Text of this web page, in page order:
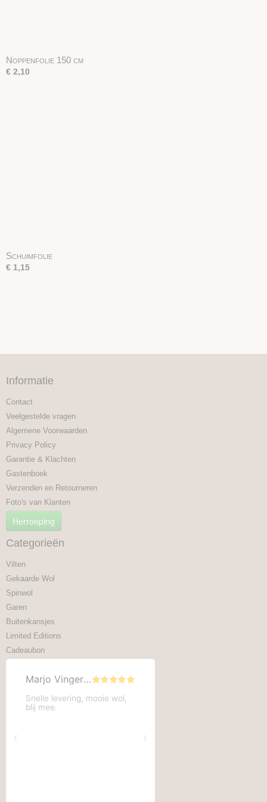
Noppenfolie 150 cm
€ 2,10
Schuimfolie
€ 1,15
Informatie
Contact
Veelgestelde vragen
Algemene Voorwaarden
Privacy Policy
Garantie & Klachten
Gastenboek
Verzenden en Retourneren
Foto's van Klanten
Herroeping
Categorieën
Vilten
Gekaarde Wol
Spinwol
Garen
Buitenkansjes
Limited Editions
Cadeaubon